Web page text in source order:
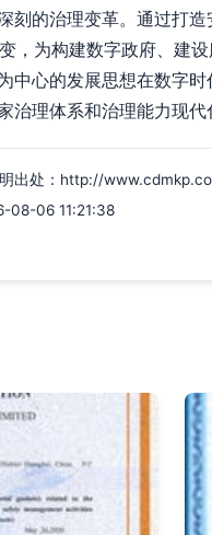
刻的治理变革。通过打
变，为构建数字政府、建
中心的发展思想在数字
治理体系和治理能力现代
出处：http://
08-06 11:21:38